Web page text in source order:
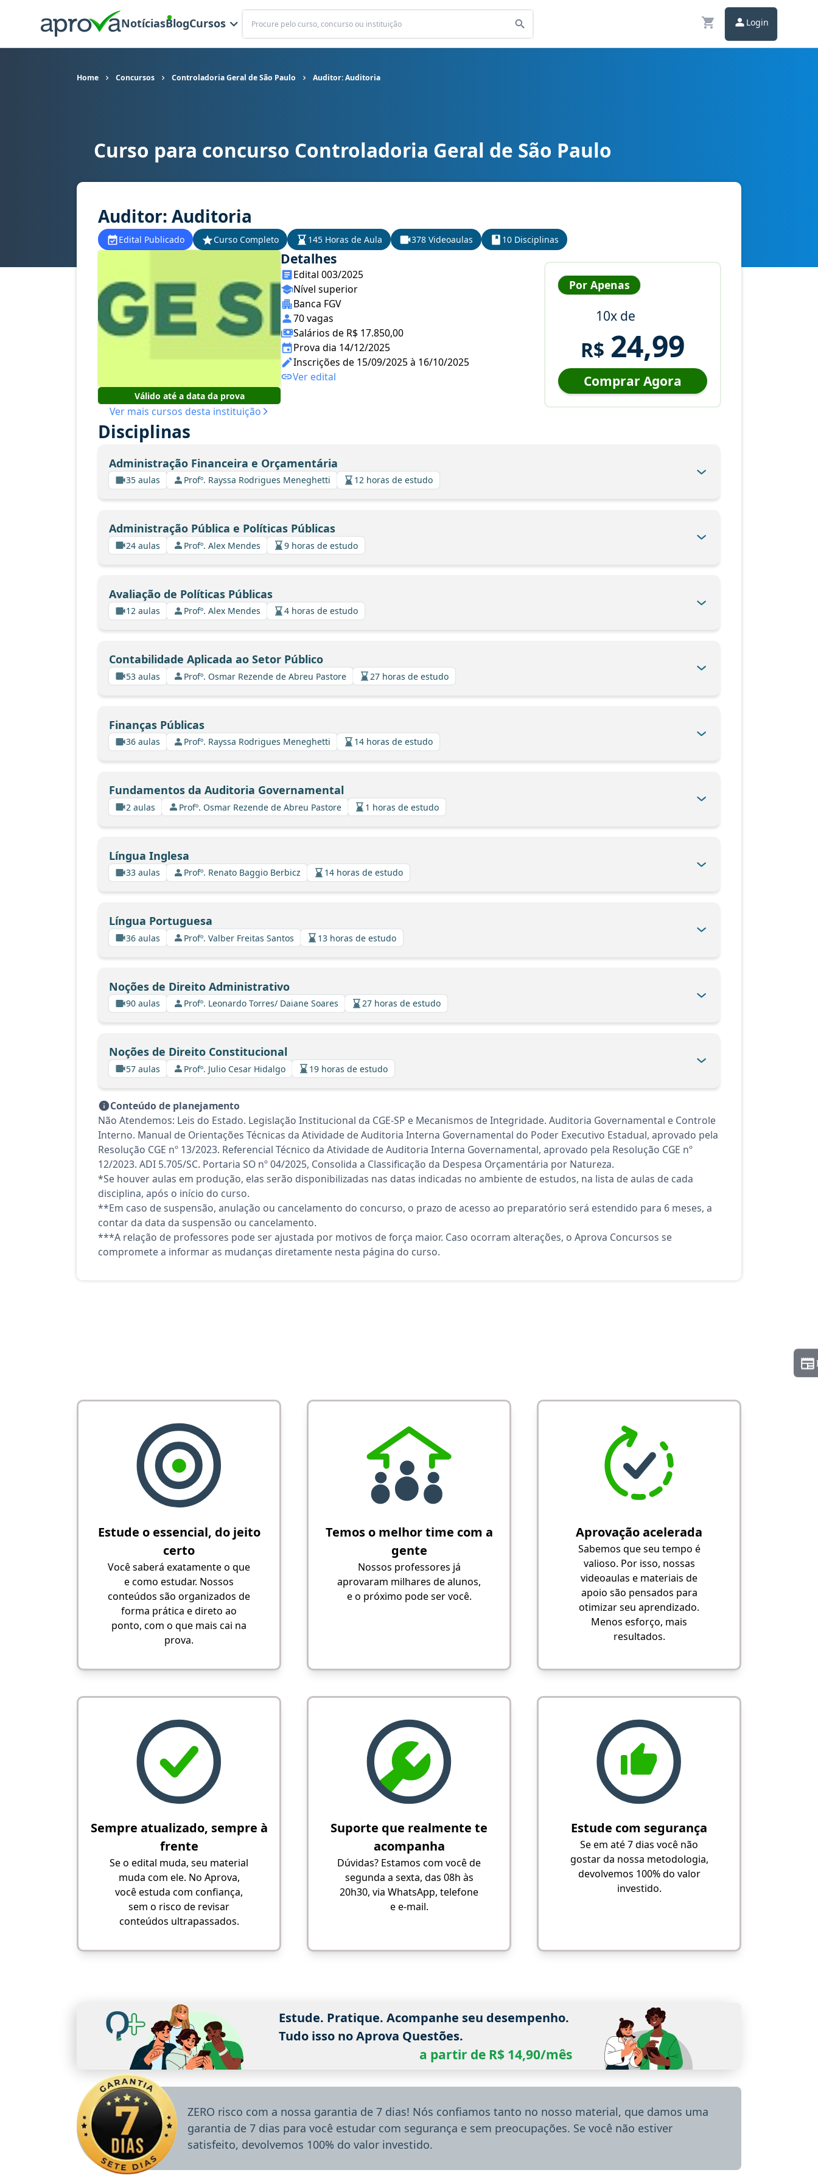
NotíciasBlogCursos
Buscar
Login
Home Concursos Controladoria Geral de São Paulo Auditor: Auditoria
Curso para concurso CGE SP - Controladoria Geral de São Paulo cargo Auditor: Auditoria
Curso para concurso Controladoria Geral de São Paulo
Auditor: Auditoria
Edital Publicado Curso Completo 145 Horas de Aula 378 Videoaulas 10 Disciplinas
Válido até a data da prova
Ver mais cursos desta instituição
Detalhes
Edital 003/2025
Nível superior
Banca FGV
70 vagas
Salários de R$ 17.850,00
Prova dia 14/12/2025
Inscrições de 15/09/2025 à 16/10/2025
Ver edital
Por Apenas
10x de
R$ 24,99
Comprar Agora
Disciplinas
Administração Financeira e Orçamentária
35 aulas Profº. Rayssa Rodrigues Meneghetti 12 horas de estudo
Administração Pública e Políticas Públicas
24 aulas Profº. Alex Mendes 9 horas de estudo
Avaliação de Políticas Públicas
12 aulas Profº. Alex Mendes 4 horas de estudo
Contabilidade Aplicada ao Setor Público
53 aulas Profº. Osmar Rezende de Abreu Pastore 27 horas de estudo
Finanças Públicas
36 aulas Profº. Rayssa Rodrigues Meneghetti 14 horas de estudo
Fundamentos da Auditoria Governamental
2 aulas Profº. Osmar Rezende de Abreu Pastore 1 horas de estudo
Língua Inglesa
33 aulas Profº. Renato Baggio Berbicz 14 horas de estudo
Língua Portuguesa
36 aulas Profº. Valber Freitas Santos 13 horas de estudo
Noções de Direito Administrativo
90 aulas Profº. Leonardo Torres/ Daiane Soares 27 horas de estudo
Noções de Direito Constitucional
57 aulas Profº. Julio Cesar Hidalgo 19 horas de estudo
Conteúdo de planejamento
Não Atendemos: Leis do Estado. Legislação Institucional da CGE-SP e Mecanismos de Integridade. Auditoria Governamental e Controle
Interno. Manual de Orientações Técnicas da Atividade de Auditoria Interna Governamental do Poder Executivo Estadual, aprovado pela
Resolução CGE nº 13/2023. Referencial Técnico da Atividade de Auditoria Interna Governamental, aprovado pela Resolução CGE nº
12/2023. ADI 5.705/SC. Portaria SO nº 04/2025, Consolida a Classificação da Despesa Orçamentária por Natureza.
*Se houver aulas em produção, elas serão disponibilizadas nas datas indicadas no ambiente de estudos, na lista de aulas de cada
disciplina, após o início do curso.
**Em caso de suspensão, anulação ou cancelamento do concurso, o prazo de acesso ao preparatório será estendido para 6 meses, a
contar da data da suspensão ou cancelamento.
***A relação de professores pode ser ajustada por motivos de força maior. Caso ocorram alterações, o Aprova Concursos se
compromete a informar as mudanças diretamente nesta página do curso.
Estude o essencial, do jeito
certo
Você saberá exatamente o que
e como estudar. Nossos
conteúdos são organizados de
forma prática e direto ao
ponto, com o que mais cai na
prova.
Temos o melhor time com a
gente
Nossos professores já
aprovaram milhares de alunos,
e o próximo pode ser você.
Aprovação acelerada
Sabemos que seu tempo é
valioso. Por isso, nossas
videoaulas e materiais de
apoio são pensados para
otimizar seu aprendizado.
Menos esforço, mais
resultados.
Sempre atualizado, sempre à
frente
Se o edital muda, seu material
muda com ele. No Aprova,
você estuda com confiança,
sem o risco de revisar
conteúdos ultrapassados.
Suporte que realmente te
acompanha
Dúvidas? Estamos com você de
segunda a sexta, das 08h às
20h30, via WhatsApp, telefone
e e-mail.
Estude com segurança
Se em até 7 dias você não
gostar da nossa metodologia,
devolvemos 100% do valor
investido.
Estude. Pratique. Acompanhe seu desempenho.
Tudo isso no Aprova Questões.
a partir de R$ 14,90/mês
ZERO risco com a nossa garantia de 7 dias! Nós confiamos tanto no nosso material, que damos uma
garantia de 7 dias para você estudar com segurança e sem preocupações. Se você não estiver
satisfeito, devolvemos 100% do valor investido.